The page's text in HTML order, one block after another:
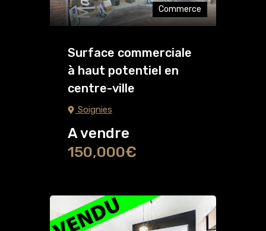
Commerce
Surface commerciale
à haut potentiel en
centre-ville
Soignies
A vendre
150,000€